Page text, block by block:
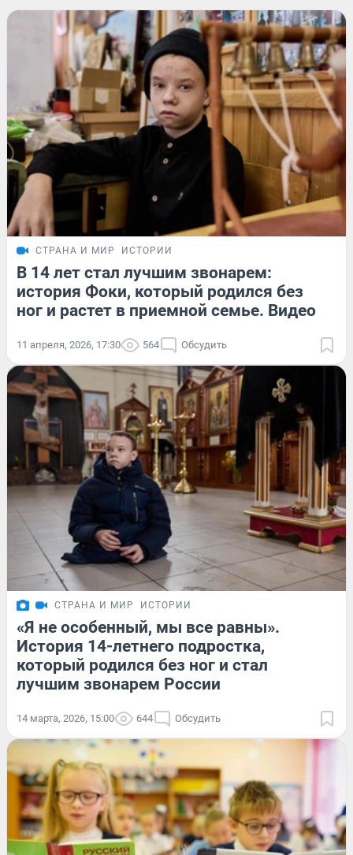
СТРАНА И МИР ИСТОРИИ
В 14 лет стал лучшим звонарем:
история Фоки, который родился без
ног и растет в приемной семье. Видео
11 апреля, 2026, 17:30 564 Обсудить
СТРАНА И МИР ИСТОРИИ
«Я не особенный, мы все равны».
История 14-летнего подростка,
который родился без ног и стал
лучшим звонарем России
14 марта, 2026, 15:00 644 Обсудить